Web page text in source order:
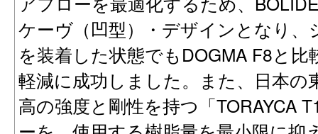
ケーヴ（凹型）・デザインとなり
を装着した状態でもDOGMA F8と
軽減に成功しました。また、日本の
高の強度と剛性を持つ「TORAYCA